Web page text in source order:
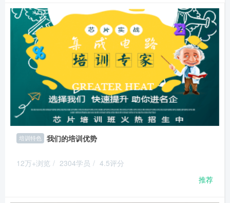
培训特色 我们的培训优势
12万+浏览 / 2304学员 / 4.5评分
推荐